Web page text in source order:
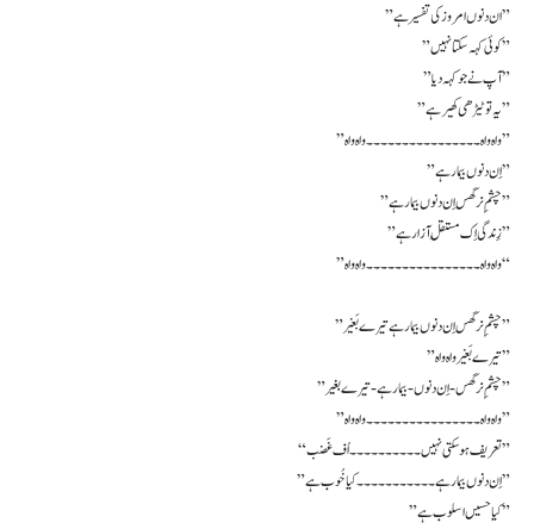
” ان دنوں امروز کی تفسیر ہے ”
” کوئی کہہ سکتا نہیں”
” آپ نے جو کہہ دیا ”
” یہ تو ٹیڑھی کھیر ہے ”
” واہ واہ ۔۔۔۔۔۔۔۔۔۔۔۔۔۔۔۔ واہ واہ ”
” اِن دنوں بیمار ہے”
” چشمِ نرگس اِن دنوں بیمار ہے”
” زِندگی اِک مُستقل آزار ہے ”
” واہ واہ ۔۔۔۔۔۔۔۔۔۔۔۔۔۔۔۔ واہ واہ “
” چشمِ نرگس اِن دنوں بیمار ہے تیرے بَغیر”
” تیرے بَغیر واہ واہ ”
” چشمِ نرگس- اِن دنوں- بیمار ہے- تیرے بغیر ”
” واہ واہ ۔۔۔۔۔۔۔۔۔۔۔۔۔۔۔۔ واہ واہ ”
“تعریف ہو سکتی نہیں ۔۔۔۔۔۔۔۔۔۔ اُف غَضب ”
” اِن دنوں بیمار ہے ۔۔۔۔۔۔۔۔۔۔۔ کیا خُوب ہے ”
” کیا حسیں اسلوب ہے”